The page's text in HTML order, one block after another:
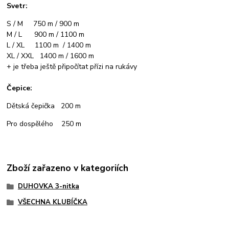
Svetr:
S / M 750 m / 900 m
M / L 900 m / 1100 m
L / XL 1100 m / 1400 m
XL / XXL 1400 m / 1600 m
+ je třeba ještě připočítat přízi na rukávy
Čepice:
Dětská čepička 200 m
Pro dospělého 250 m
Zboží zařazeno v kategoriích
DUHOVKA 3-nitka
VŠECHNA KLUBÍČKA